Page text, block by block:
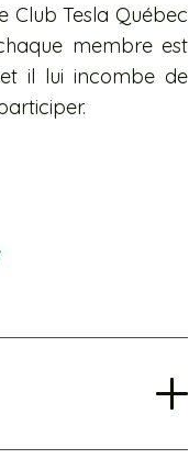
Club Tesla Québec
membre est
il lui incombe de